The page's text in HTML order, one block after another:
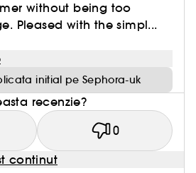
without being too
Pleased with the simpl...
initial pe Sephora-uk
recenzie?
0
continut